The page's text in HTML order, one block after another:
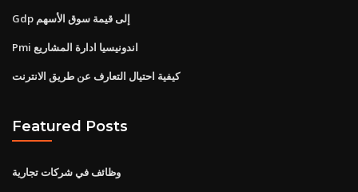
Gdp إلى قيمة سوق الأسهم
Pmi اندونيسيا ادارة المشاريع
كيفية احتيال التعارف عن طريق الانترنت
Featured Posts
وظائف في شركات تجارية